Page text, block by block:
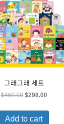
그래그래 세트
$460.00 Original
was:
$460.00.
$298.00Current
is:
Add to cart